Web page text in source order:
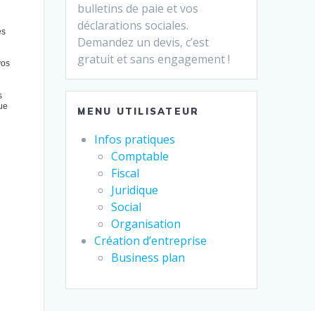
bulletins de paie et vos
déclarations sociales.
Demandez un devis, c’est
gratuit et sans engagement !
MENU UTILISATEUR
Infos pratiques
Comptable
Fiscal
Juridique
Social
Organisation
Création d’entreprise
Business plan